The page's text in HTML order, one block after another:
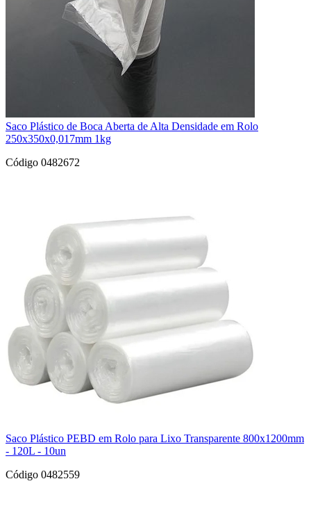
Saco Plástico de Boca Aberta de Alta Densidade em Rolo
250x350x0,017mm 1kg
Código 0482672
Saco Plástico PEBD em Rolo para Lixo Transparente 800x1200mm
- 120L - 10un
Código 0482559